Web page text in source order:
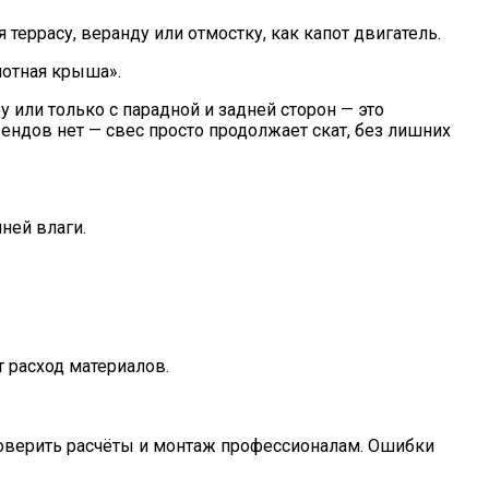
веранду или отмостку, как капот двигатель.
только с парадной и задней сторон — это
нет — свес просто продолжает скат, без лишних
влаги.
материалов.
расчёты и монтаж профессионалам. Ошибки